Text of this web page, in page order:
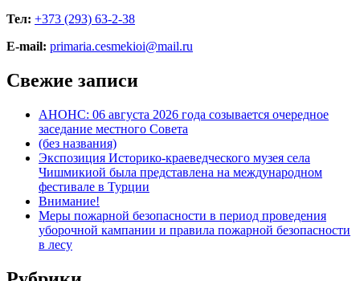
Тел: +373 (293) 63-2-38
E-mail: primaria.cesmekioi@mail.ru
Свежие записи
АНОНС: 06 августа 2026 года созывается очередное
заседание местного Совета
(без названия)
Экспозиция Историко-краеведческого музея села
Чишмикиой была представлена на международном
фестивале в Турции
Внимание!
Меры пожарной безопасности в период проведения
уборочной кампании и правила пожарной безопасности
в лесу